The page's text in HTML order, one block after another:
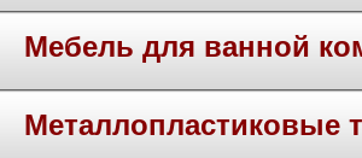
Мебель для ванной
Металлопластиковые